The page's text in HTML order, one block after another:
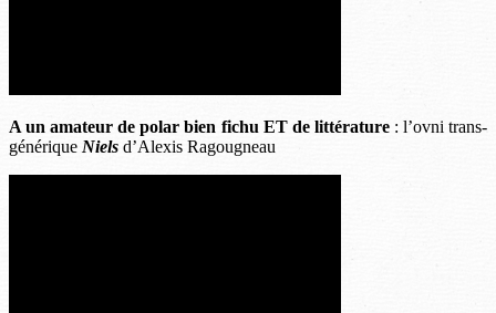
A un amateur de polar bien fichu ET de littérature: l’ovni trans-
générique Niels d’Alexis Ragougneau